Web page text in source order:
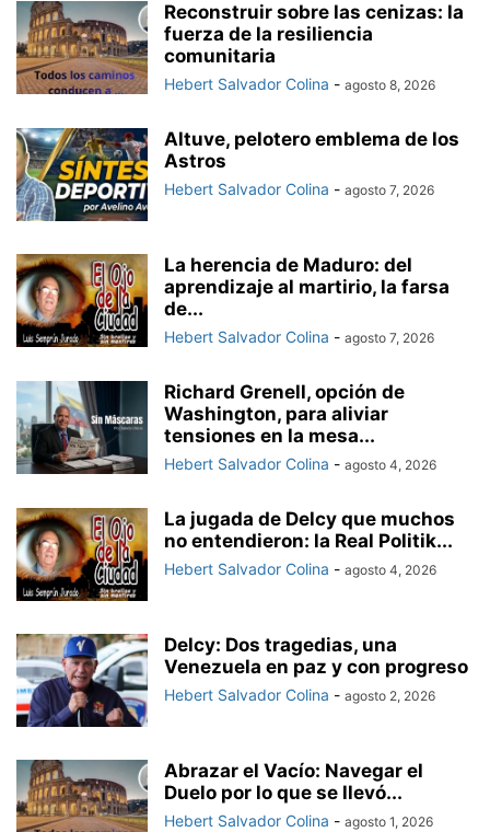
Reconstruir sobre las cenizas: la
fuerza de la resiliencia
comunitaria
Hebert Salvador Colina - agosto 8, 2026
Altuve, pelotero emblema de los
Astros
Hebert Salvador Colina - agosto 7, 2026
La herencia de Maduro: del
aprendizaje al martirio, la farsa
de...
Hebert Salvador Colina - agosto 7, 2026
Richard Grenell, opción de
Washington, para aliviar
tensiones en la mesa...
Hebert Salvador Colina - agosto 4, 2026
La jugada de Delcy que muchos
no entendieron: la Real Politik...
Hebert Salvador Colina - agosto 4, 2026
Delcy: Dos tragedias, una
Venezuela en paz y con progreso
Hebert Salvador Colina - agosto 2, 2026
Abrazar el Vacío: Navegar el
Duelo por lo que se llevó...
Hebert Salvador Colina - agosto 1, 2026